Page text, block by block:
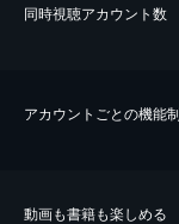
同時視聴アカウント数
アカウントごとの機能
動画も書籍も楽しめる